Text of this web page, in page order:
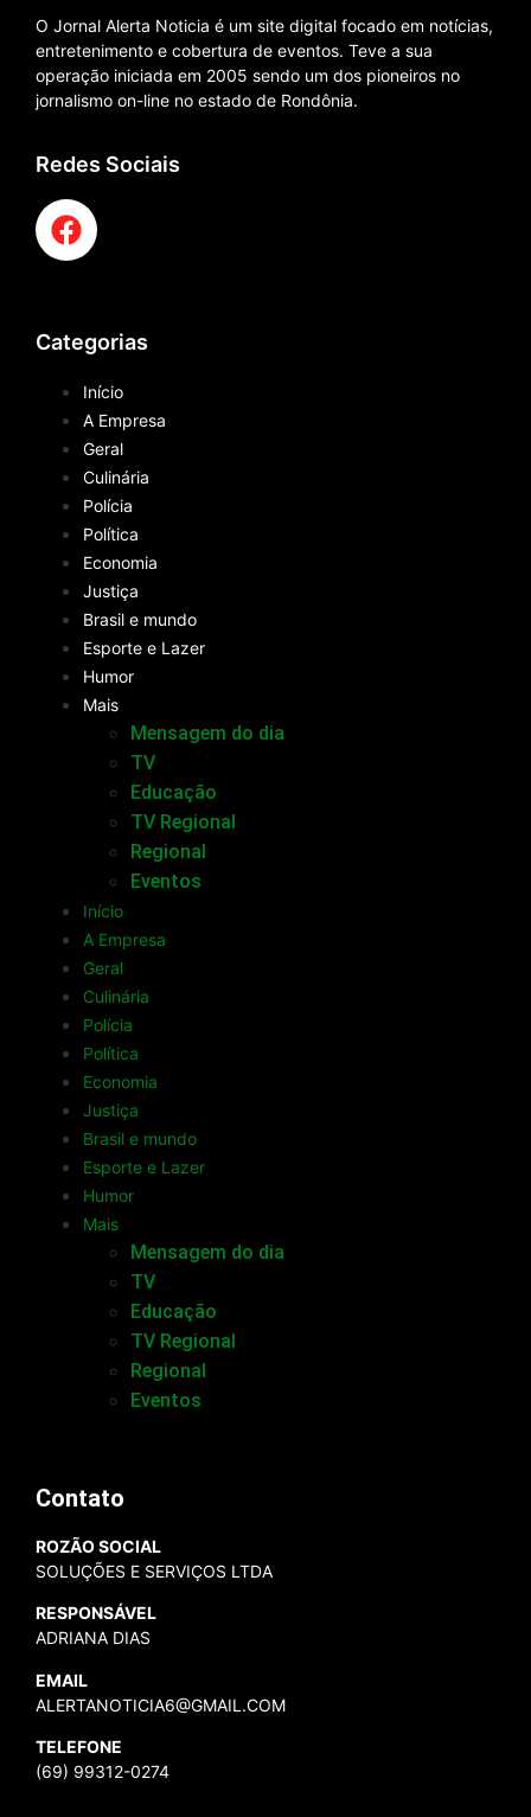
O Jornal Alerta Noticia é um site digital focado em notícias,
entretenimento e cobertura de eventos. Teve a sua
operação iniciada em 2005 sendo um dos pioneiros no
jornalismo on-line no estado de Rondônia.
Redes Sociais
Categorias
Início
A Empresa
Geral
Culinária
Polícia
Política
Economia
Justiça
Brasil e mundo
Esporte e Lazer
Humor
Mais
Mensagem do dia
TV
Educação
TV Regional
Regional
Eventos
Início
A Empresa
Geral
Culinária
Polícia
Política
Economia
Justiça
Brasil e mundo
Esporte e Lazer
Humor
Mais
Mensagem do dia
TV
Educação
TV Regional
Regional
Eventos
Contato
ROZÃO SOCIAL
SOLUÇÕES E SERVIÇOS LTDA
RESPONSÁVEL
ADRIANA DIAS
EMAIL
ALERTANOTICIA6@GMAIL.COM
TELEFONE
(69) 99312-0274